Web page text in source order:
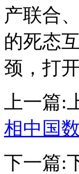
产联合
的死态
颈，打
上一篇:
相中国
下一篇: